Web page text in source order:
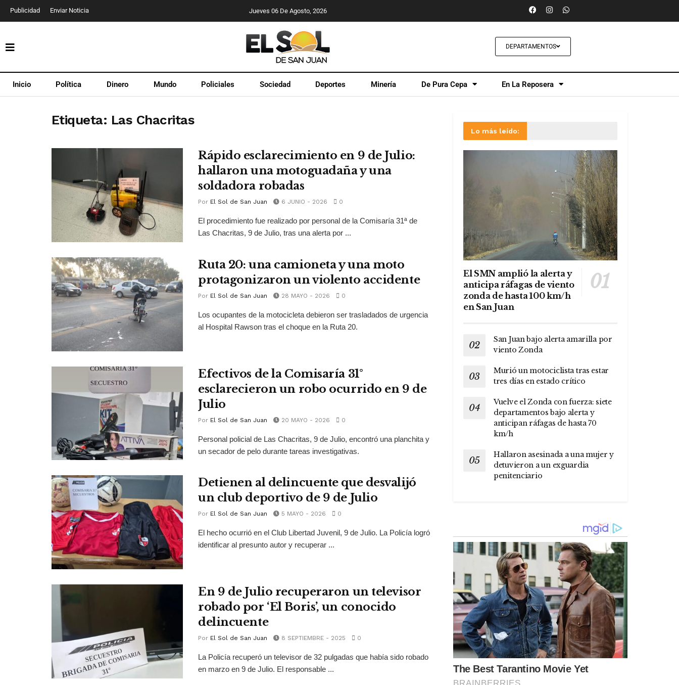
Publicidad Enviar Noticia Jueves 06 De Agosto, 2026
DEPARTAMENTOS
Inicio Política Dinero Mundo Policiales Sociedad Deportes Minería De Pura Cepa En La Reposera
Etiqueta: Las Chacritas
Rápido esclarecimiento en 9 de Julio:
hallaron una motoguadaña y una
soldadora robadas
Por El Sol de San Juan 6 JUNIO - 2026 0
El procedimiento fue realizado por personal de la Comisaría 31ª de
Las Chacritas, 9 de Julio, tras una alerta por ...
Ruta 20: una camioneta y una moto
protagonizaron un violento accidente
Por El Sol de San Juan 28 MAYO - 2026 0
Los ocupantes de la motocicleta debieron ser trasladados de urgencia
al Hospital Rawson tras el choque en la Ruta 20.
Efectivos de la Comisaría 31°
esclarecieron un robo ocurrido en 9 de
Julio
Por El Sol de San Juan 20 MAYO - 2026 0
Personal policial de Las Chacritas, 9 de Julio, encontró una planchita y
un secador de pelo durante tareas investigativas.
Detienen al delincuente que desvalijó
un club deportivo de 9 de Julio
Por El Sol de San Juan 5 MAYO - 2026 0
El hecho ocurrió en el Club Libertad Juvenil, 9 de Julio. La Policía logró
identificar al presunto autor y recuperar ...
En 9 de Julio recuperaron un televisor
robado por ‘El Boris’, un conocido
delincuente
Por El Sol de San Juan 8 SEPTIEMBRE - 2025 0
La Policía recuperó un televisor de 32 pulgadas que había sido robado
en marzo en 9 de Julio. El responsable ...
Lo más leído:
El SMN amplió la alerta y
anticipa ráfagas de viento
zonda de hasta 100 km/h
en San Juan
San Juan bajo alerta amarilla por
viento Zonda
Murió un motociclista tras estar
tres días en estado crítico
Vuelve el Zonda con fuerza: siete
departamentos bajo alerta y
anticipan ráfagas de hasta 70
km/h
Hallaron asesinada a una mujer y
detuvieron a un exguardia
penitenciario